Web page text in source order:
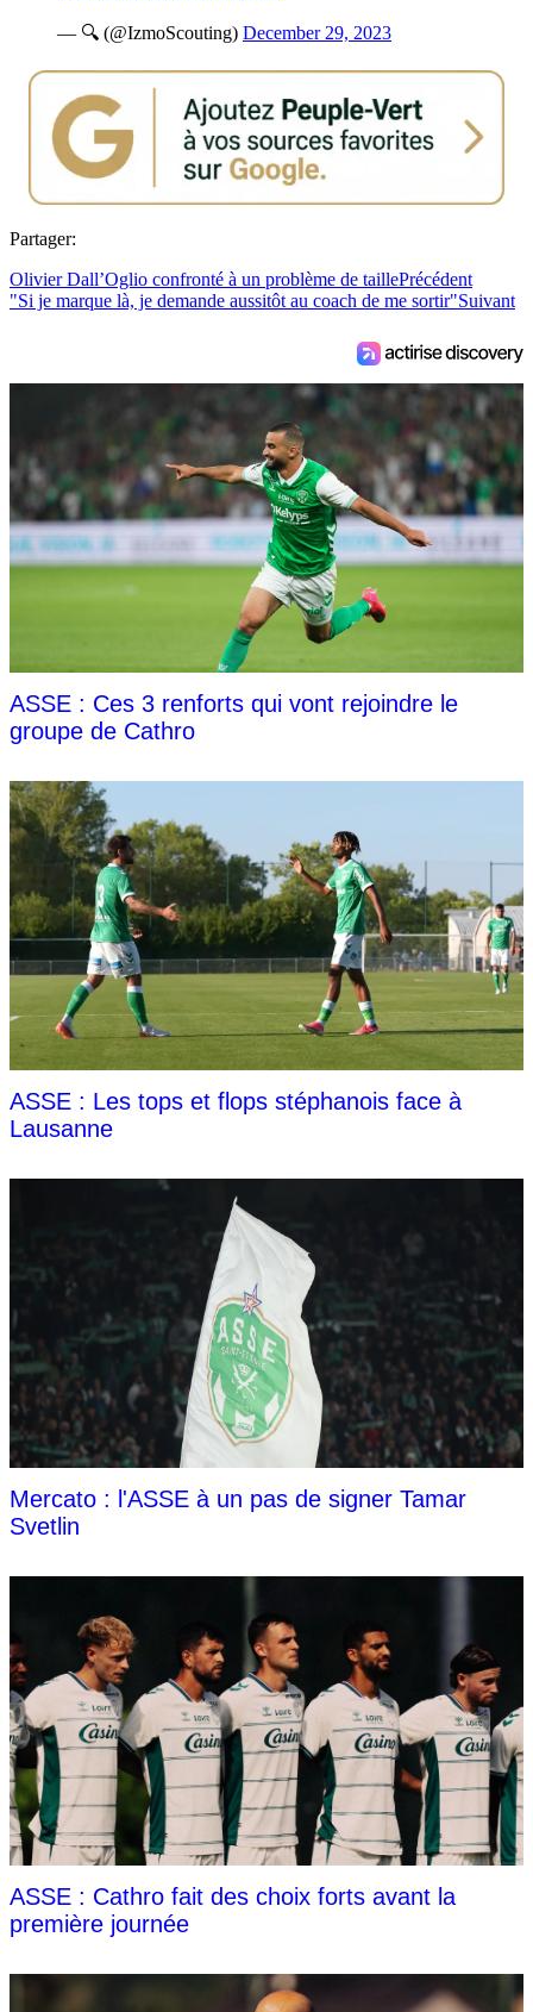
— 🔍 (@IzmoScouting) December 29, 2023
Partager:
Olivier Dall’Oglio confronté à un problème de taillePrécédent
"Si je marque là, je demande aussitôt au coach de me sortir"Suivant
ASSE : Ces 3 renforts qui vont rejoindre le
groupe de Cathro
ASSE : Les tops et flops stéphanois face à
Lausanne
Mercato : l'ASSE à un pas de signer Tamar
Svetlin
ASSE : Cathro fait des choix forts avant la
première journée